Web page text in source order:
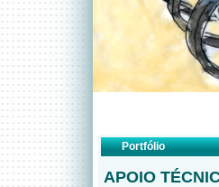
Portfólio
APOIO